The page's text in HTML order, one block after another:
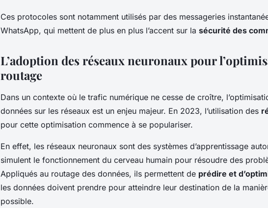
Ces protocoles sont notamment utilisés par des messageries
WhatsApp, qui mettent de plus en plus l’accent sur la sécurité des
L’adoption des réseaux neuronaux pour
routage
Dans un contexte où le trafic numérique ne cesse de croître,
données sur les réseaux est un enjeu majeur. En 2023, l’utilisation des
pour cette optimisation commence à se populariser.
En effet, les réseaux neuronaux sont des systèmes d’apprentissage
simulent le fonctionnement du cerveau humain pour résoudre des
Appliqués au routage des données, ils permettent de prédire et
les données doivent prendre pour atteindre leur destination de la
possible.